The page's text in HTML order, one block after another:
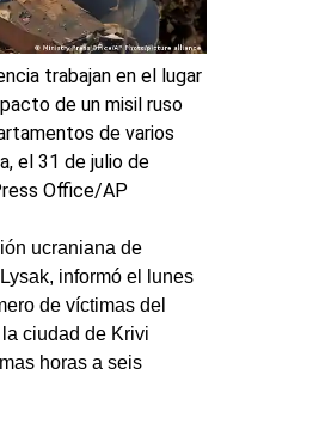
trabajan en el lugar
de un misil ruso
de varios
el 31 de julio de
Office/AP
ucraniana de
informó el lunes
de víctimas del
ciudad de Krivi
horas a seis